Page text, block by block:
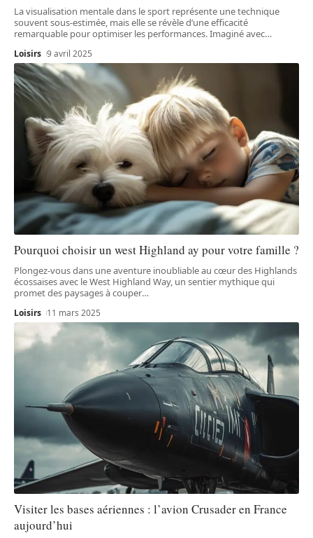
La visualisation mentale dans le sport représente une technique
souvent sous-estimée, mais elle se révèle d’une efficacité
remarquable pour optimiser les performances. Imaginé avec…
Loisirs 9 avril 2025
Pourquoi choisir un west Highland ay pour votre famille ?
Plongez-vous dans une aventure inoubliable au cœur des Highlands
écossaises avec le West Highland Way, un sentier mythique qui
promet des paysages à couper…
Loisirs 11 mars 2025
Visiter les bases aériennes : l’avion Crusader en France
aujourd’hui